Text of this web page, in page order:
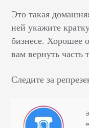
Это такая
ней укажите
бизнесе. Хорошее
вам вернуть часть
Следите за